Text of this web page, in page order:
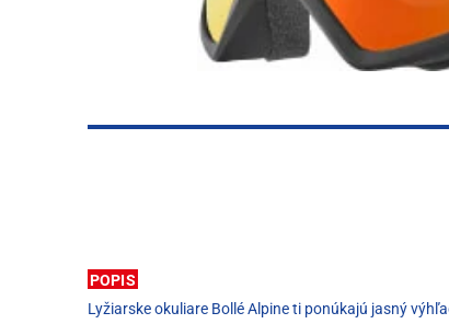
POPIS
Lyžiarske okuliare Bollé Alpine ti ponúkajú jasný